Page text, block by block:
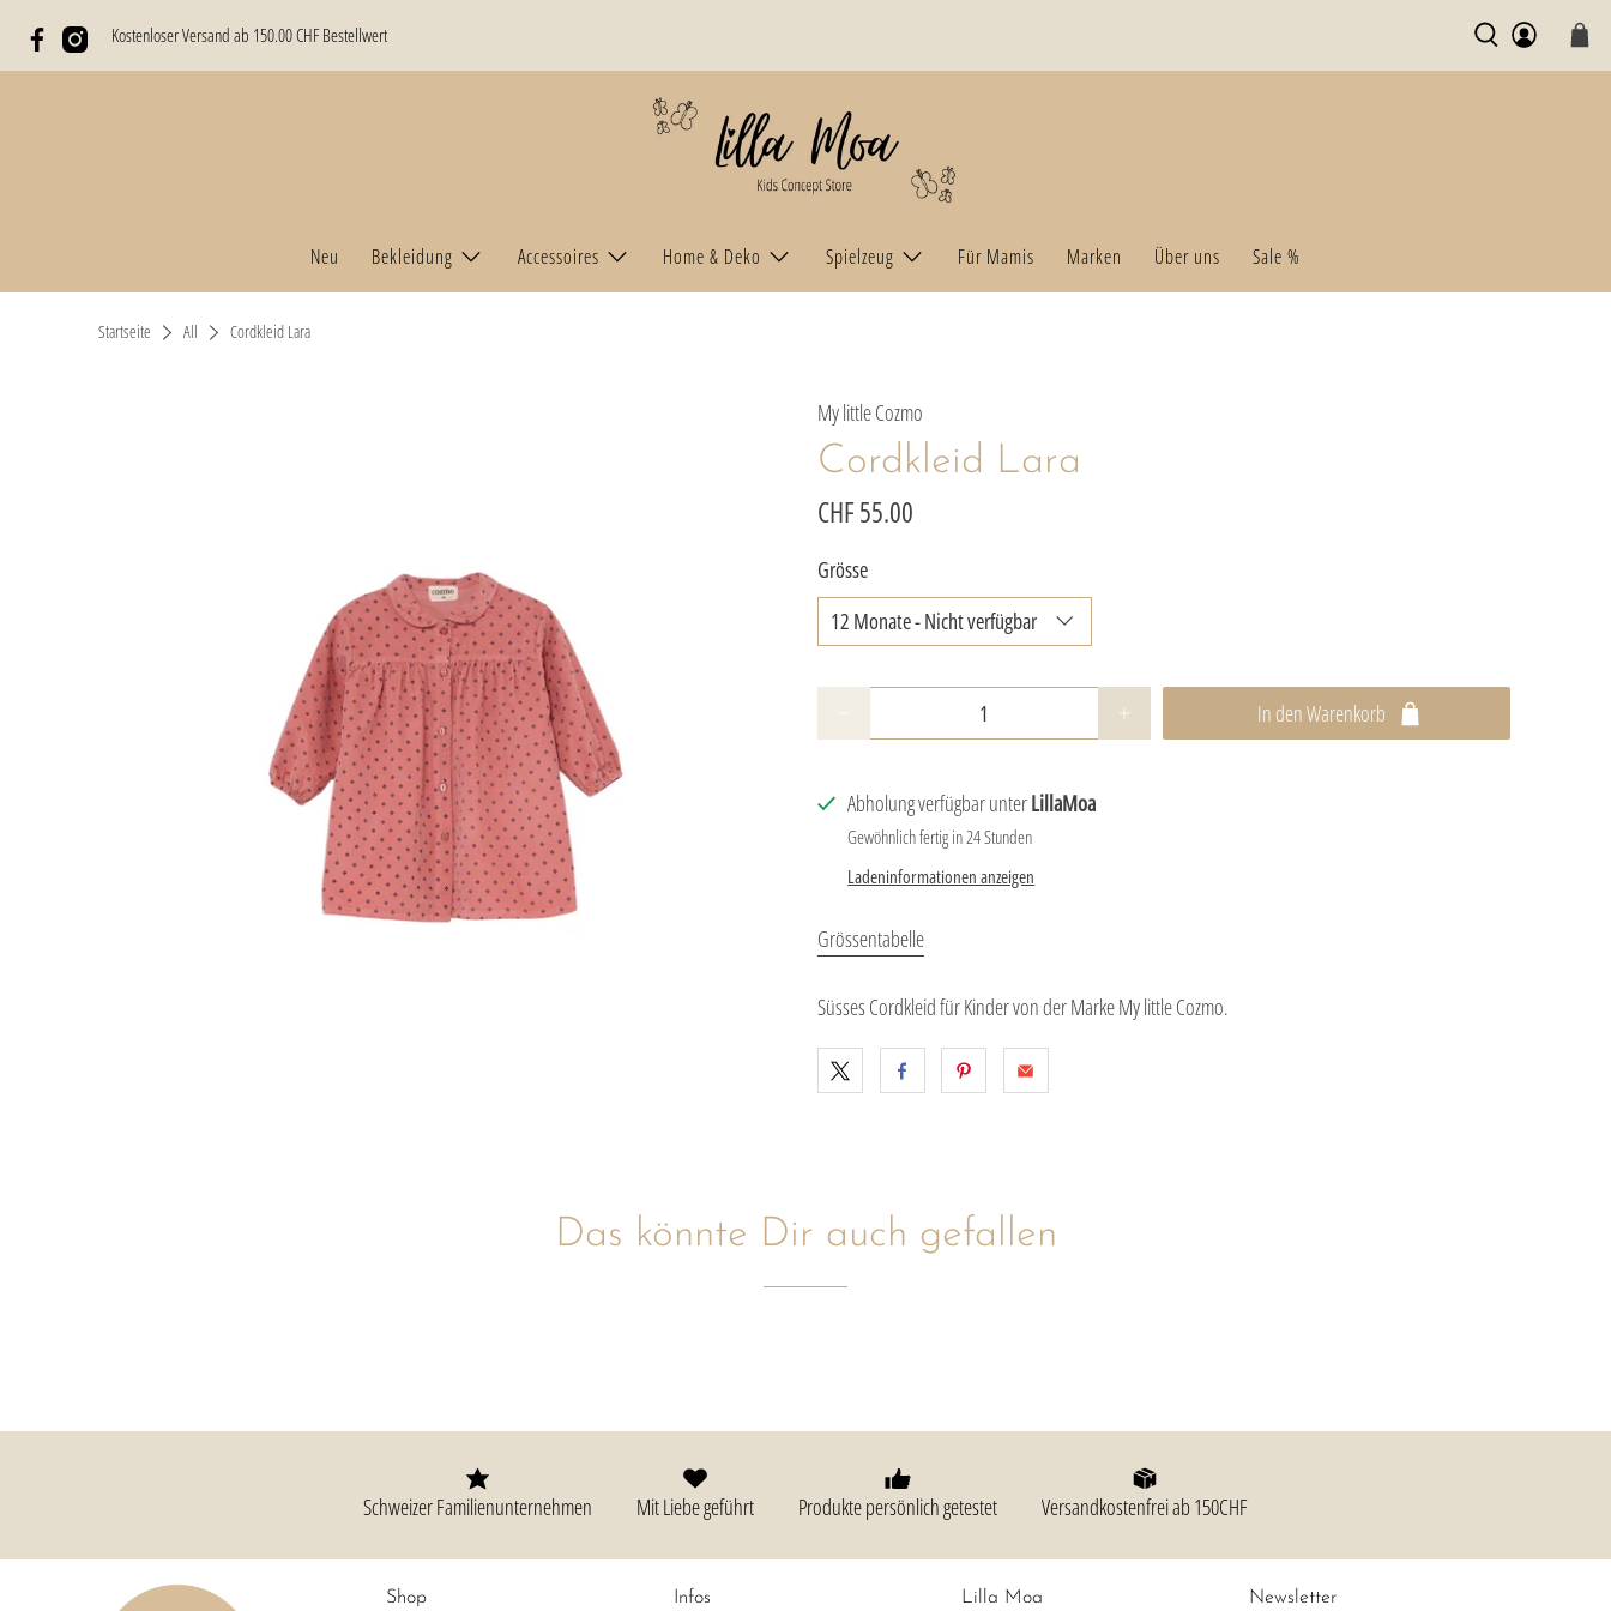
Kostenloser Versand ab 150.00 CHF Bestellwert
Neu Bekleidung Accessoires Home & Deko Spielzeug Für Mamis Marken Über uns Sale %
Startseite All Cordkleid Lara
My little Cozmo
Cordkleid Lara
CHF 55.00
Grösse
In den Warenkorb
Abholung verfügbar unterLillaMoa
Gewöhnlich fertig in 24 Stunden
Ladeninformationen anzeigen
Grössentabelle
Süsses Cordkleid für Kinder von der Marke My little Cozmo.
Das könnte Dir auch gefallen
Schweizer Familienunternehmen Mit Liebe geführt Produkte persönlich getestet Versandkostenfrei ab 150CHF
Shop Infos Lilla Moa Newsletter